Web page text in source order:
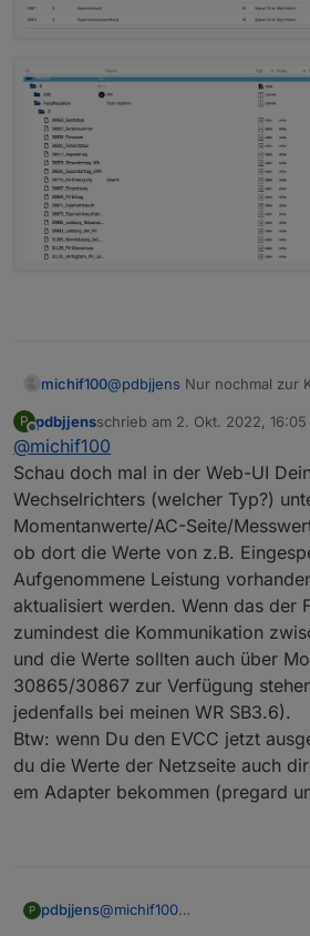
michif100@pdbjjens Nur nochmal zur
oder ähnliche
Ich habe evcc mittlerweil auf
daher nicht das Problem.
Trotzdem bekomme ich fast
richtig hin, außer den PV
P
Offline
pdbjjensschrieb am 2. Okt. 2022, 16:05
zuletzt editiert von
@michif100
Schau doch mal in der Web-UI
Wechselrichters (welcher Typ?)
Momentanwerte/AC-Seite/
ob dort die Werte von z.B.
Aufgenommene Leistung
aktualisiert werden. Wenn das der
zumindest die Kommunikation
und die Werte sollten auch über
30865/30867 zur Verfügung
jedenfalls bei meinen WR SB3.6).
Btw: wenn Du den EVCC jetzt
du die Werte der Netzseite auch
em Adapter bekommen (pregard
P pdbjjens@michif100